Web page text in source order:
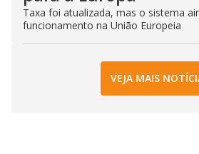
Taxa foi atualizada, mas o sistema
funcionamento na União Europeia
VEJA MAIS